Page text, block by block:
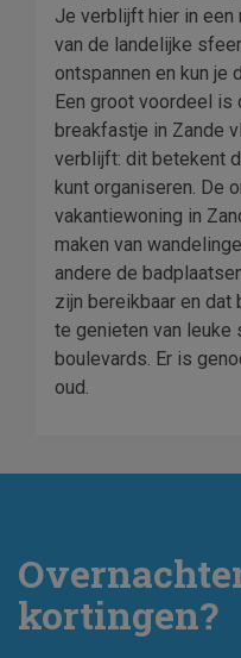
Je verblijft hier in een
van de landelijke
ontspannen en kun je
Een groot voordeel is
breakfastje in Zande
verblijft: dit betekent
kunt organiseren. De
vakantiewoning in
maken van
andere de
zijn bereikbaar en
te genieten van leuke
boulevards. Er is
oud.
kortingen?